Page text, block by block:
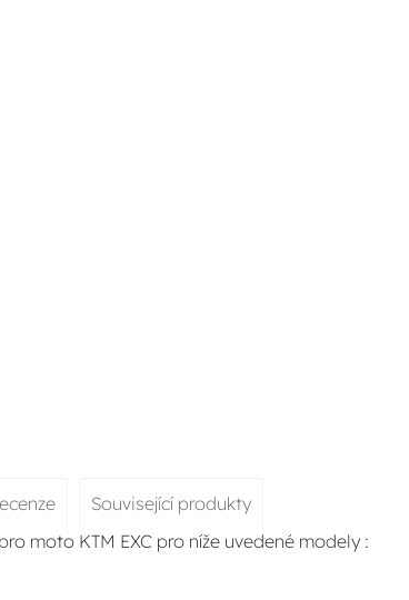
Související produkty
moto KTM EXC pro níže uvedené modely :